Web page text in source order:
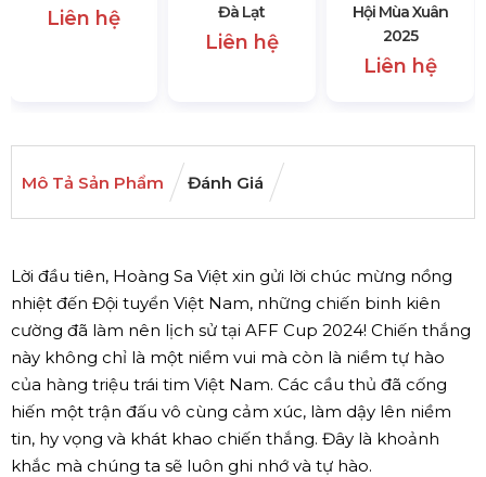
Liên hệ
Đà Lạt
Liên hệ
Hội Mùa Xuân
2025
Liên hệ
Mô Tả Sản Phẩm Đánh Giá
Lời đầu tiên, Hoàng Sa Việt xin gửi lời chúc mừng nồng
nhiệt đến Đội tuyển Việt Nam, những chiến binh kiên
cường đã làm nên lịch sử tại AFF Cup 2024! Chiến thắng
này không chỉ là một niềm vui mà còn là niềm tự hào
của hàng triệu trái tim Việt Nam. Các cầu thủ đã cống
hiến một trận đấu vô cùng cảm xúc, làm dậy lên niềm
tin, hy vọng và khát khao chiến thắng. Đây là khoảnh
khắc mà chúng ta sẽ luôn ghi nhớ và tự hào.